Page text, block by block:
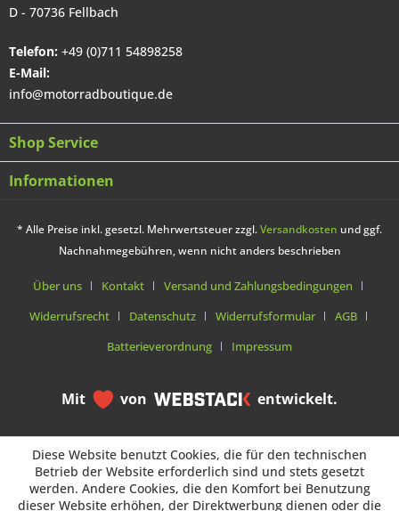
D - 70736 Fellbach
Telefon: +49 (0)711 54898258
E-Mail:
info@motorradboutique.de
Shop Service
Informationen
* Alle Preise inkl. gesetzl. Mehrwertsteuer zzgl.Versandkosten und ggf.
Nachnahmegebühren, wenn nicht anders beschrieben
Über uns Kontakt
Versand und Zahlungsbedingungen
Widerrufsrecht
Datenschutz Widerrufsformular
AGB
Batterieverordnung
Impressum
Mit von entwickelt.
Diese Website benutzt Cookies, die für den technischen
Betrieb der Website erforderlich sind und stets gesetzt
werden. Andere Cookies, die den Komfort bei Benutzung
dieser Website erhöhen, der Direktwerbung dienen oder die
Diese Website benutzt Cookies, die für den technischen
Betrieb der Website erforderlich sind und stets gesetzt
werden. Andere Cookies, die den Komfort bei Benutzung
dieser Website erhöhen, der Direktwerbung dienen oder die